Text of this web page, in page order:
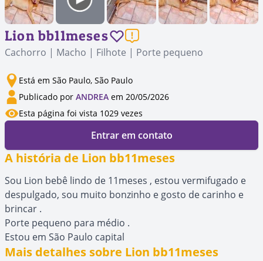
Lion bb11meses
Cachorro | Macho | Filhote | Porte pequeno
Está em São Paulo, São Paulo
Publicado por ANDREA em 20/05/2026
Esta página foi vista 1029 vezes
Entrar em contato
A história de Lion bb11meses
Sou Lion bebê lindo de 11meses , estou vermifugado e
despulgado, sou muito bonzinho e gosto de carinho e
brincar .
Porte pequeno para médio .
Estou em São Paulo capital
Mais detalhes sobre Lion bb11meses